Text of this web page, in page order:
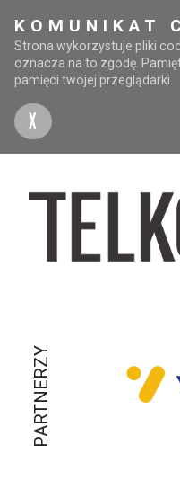
KOMUNIKAT
Strona wykorzystuje pliki
oznacza na to zgodę.
pamięci twojej przeglądarki.
X
PARTNERZY